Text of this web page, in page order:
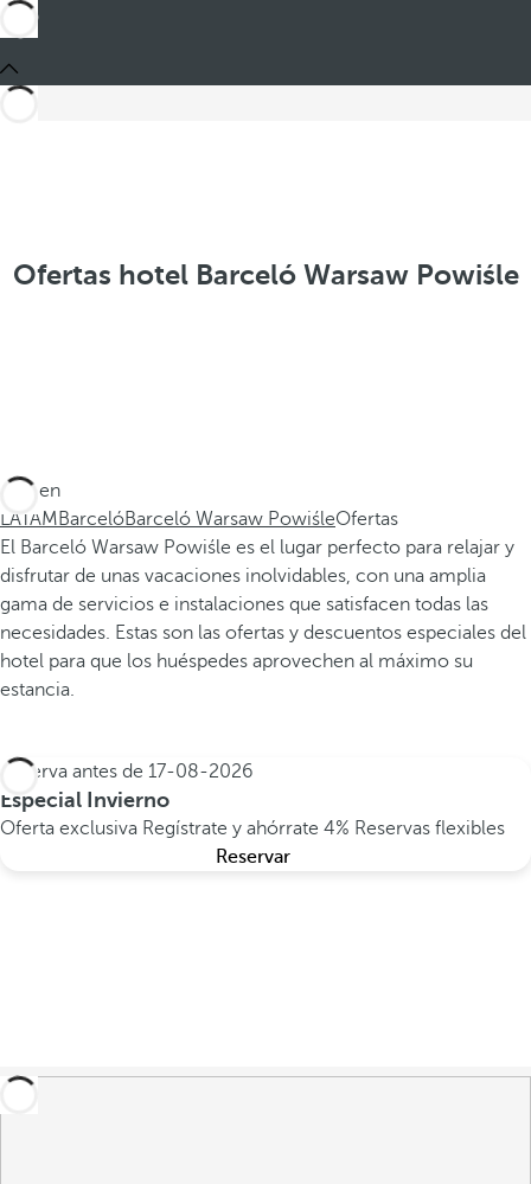
Ofertas hotel Barceló Warsaw Powiśle
Está en
LATAMBarcelóBarceló Warsaw PowiśleOfertas
El Barceló Warsaw Powiśle es el lugar perfecto para relajar y
disfrutar de unas vacaciones inolvidables, con una amplia
gama de servicios e instalaciones que satisfacen todas las
necesidades. Estas son las ofertas y descuentos especiales del
hotel para que los huéspedes aprovechen al máximo su
estancia.
Reserva antes de 17-08-2026
Especial Invierno
Oferta exclusiva Regístrate y ahórrate 4% Reservas flexibles
Reservar